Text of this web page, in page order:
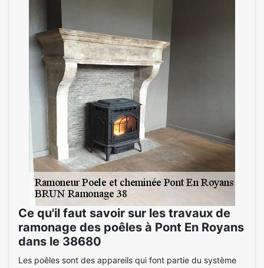
Ce qu'il faut savoir sur les travaux de
ramonage des poêles à Pont En Royans
dans le 38680
Les poêles sont des appareils qui font partie du système